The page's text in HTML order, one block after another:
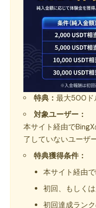
特典： 最大500ド
対象ユーザー：
本サイト経由で
了していないユーザ
特典獲得条件：
本サイト経由
初回、もしく
初回達成ラン